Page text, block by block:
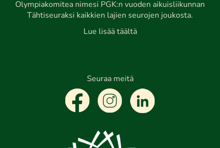
Olympiakomitea nimesi PGK:n vuoden aikuisliikunnan
Tähtiseuraksi kaikkien lajien seurojen joukosta.
Lue lisää täältä
Seuraa meitä